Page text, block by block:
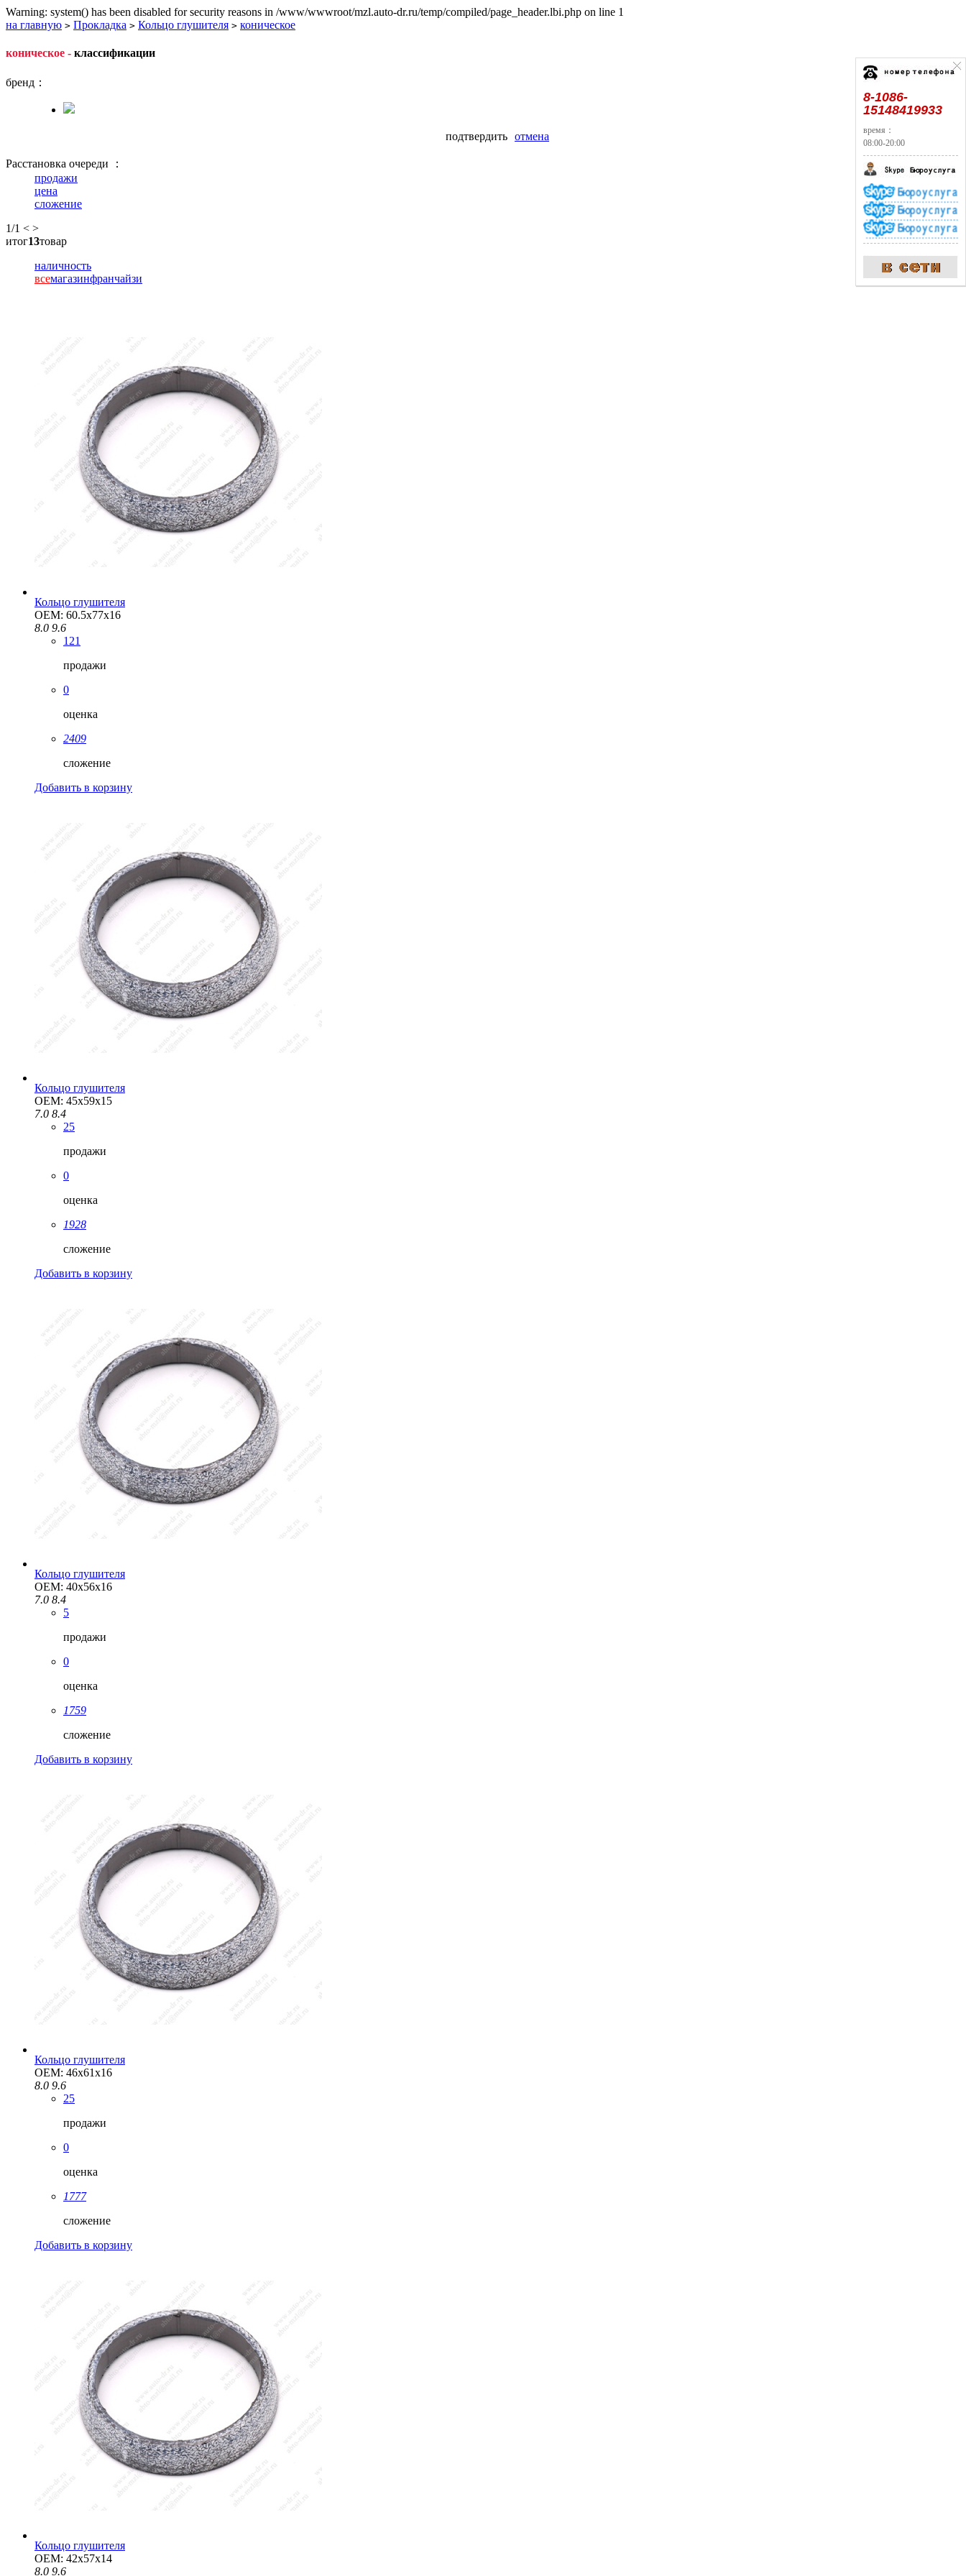
Warning: system() has been disabled for security reasons in /www/wwwroot/mzl.auto-dr.ru/temp/compiled/page_header.lbi.php on line 1
на главную > Прокладка > Кольцо глушителя > коническое
коническое - классификации
бренд：
подтвердить отмена
Расстановка очереди ：
продажи
цена
сложение
1/1 < >
итог13товар
наличность
всемагазинфранчайзи
Кольцо глушителя
OEM: 60.5x77x16
8.0 9.6
121
продажи
0
оценка
2409
сложение
Добавить в корзину
Кольцо глушителя
OEM: 45x59x15
7.0 8.4
25
продажи
0
оценка
1928
сложение
Добавить в корзину
Кольцо глушителя
OEM: 40x56x16
7.0 8.4
5
продажи
0
оценка
1759
сложение
Добавить в корзину
Кольцо глушителя
OEM: 46x61x16
8.0 9.6
25
продажи
0
оценка
1777
сложение
Добавить в корзину
Кольцо глушителя
OEM: 42x57x14
8.0 9.6
8-1086-
15148419933
время：
08:00-20:00